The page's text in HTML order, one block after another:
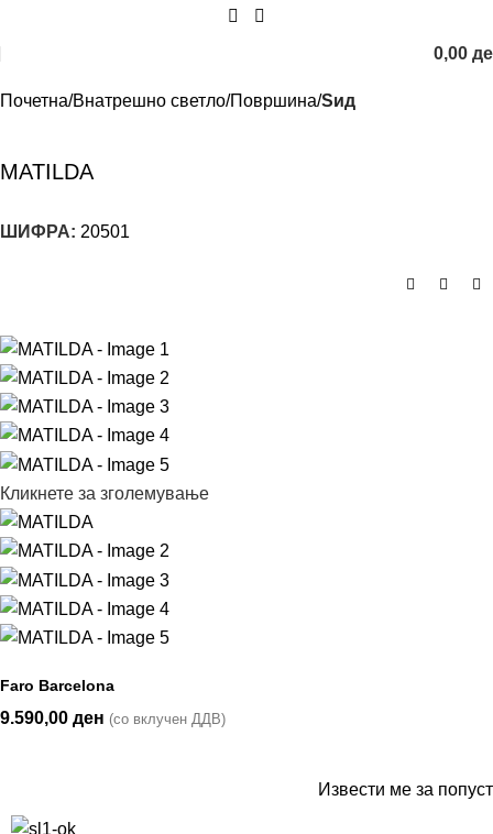
0,00
Почетна Внатрешно светло Површина Sид
MATILDA
ШИФРА: 20501
Кликнете за зголемување
Faro Barcelona
9.590,00 ден (со вклучен ДДВ)
Извести ме за попуст